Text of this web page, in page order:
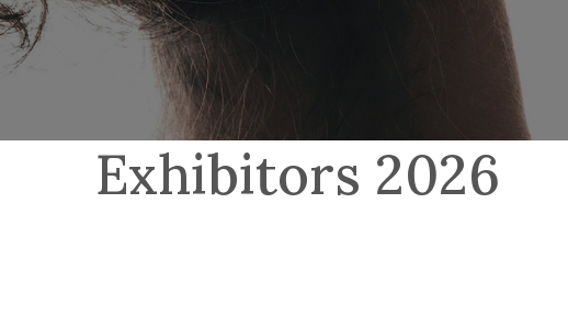
Exhibitors 2026